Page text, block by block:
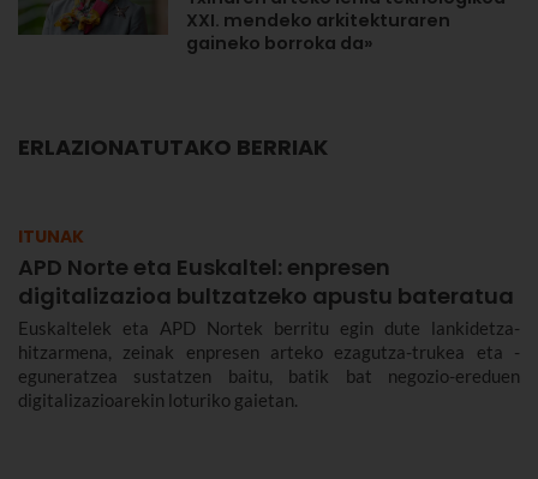
XXI. mendeko arkitekturaren
gaineko borroka da»
ERLAZIONATUTAKO BERRIAK
ITUNAK
APD Norte eta Euskaltel: enpresen
digitalizazioa bultzatzeko apustu bateratua
Euskaltelek eta APD Nortek berritu egin dute lankidetza-
hitzarmena, zeinak enpresen arteko ezagutza-trukea eta -
eguneratzea sustatzen baitu, batik bat negozio-ereduen
digitalizazioarekin loturiko gaietan.